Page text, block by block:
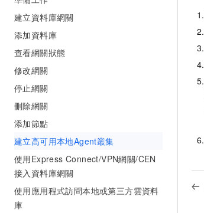
建立資料庫網關
添加資料庫
查看網關狀態
修改網關
停止網關
刪除網關
添加節點
建立高可用本地Agent叢集
使用Express Connect/VPN網關/CEN
接入資料庫網關
使用應用程式訪問本地或第三方雲資料
庫